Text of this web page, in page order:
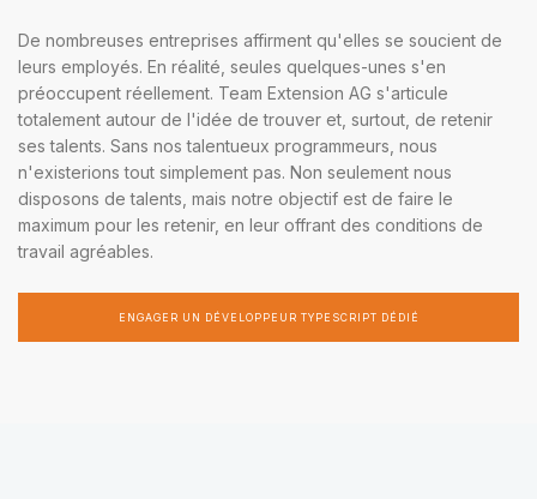
De nombreuses entreprises affirment qu'elles se soucient de
leurs employés. En réalité, seules quelques-unes s'en
préoccupent réellement. Team Extension AG s'articule
totalement autour de l'idée de trouver et, surtout, de retenir
ses talents. Sans nos talentueux programmeurs, nous
n'existerions tout simplement pas. Non seulement nous
disposons de talents, mais notre objectif est de faire le
maximum pour les retenir, en leur offrant des conditions de
travail agréables.
ENGAGER UN DÉVELOPPEUR TYPESCRIPT DÉDIÉ